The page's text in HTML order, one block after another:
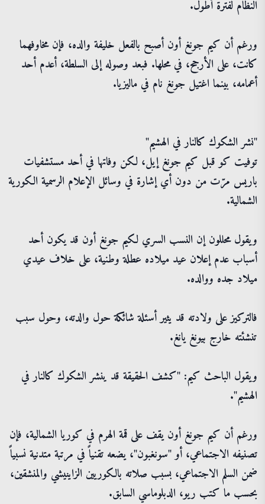
النظام لفترة أطول.
ورغم أن كيم جونغ أون أصبح بالفعل خليفة والده، فإن مخاوفهما
كانت، على الأرجح، في محلها. فبعد وصوله إلى السلطة، أعدم أحد
أعمامه، بينما اغتيل جونغ نام في ماليزيا.
"نشر الشكوك كالنار في الهشيم"
توفيت كو قبل كيم جونغ إيل، لكن وفاتها في أحد مستشفيات
باريس مرّت من دون أي إشارة في وسائل الإعلام الرسمية الكورية
الشمالية.
ويقول محللون إن النسب السري لكيم جونغ أون قد يكون أحد
أسباب عدم إعلان عيد ميلاده عطلة وطنية، على خلاف عيدي
ميلاد جده ووالده.
فالتركيز على ولادته قد يثير أسئلة شائكة حول والدته، وحول سبب
تنشئته خارج بيونغ يانغ.
ويقول الباحث كيم: "كشف الحقيقة قد ينشر الشكوك كالنار في
الهشيم".
ورغم أن كيم جونغ أون يقف على قمة الهرم في كوريا الشمالية، فإن
تصنيفه الاجتماعي، أو "سونغبون"، يضعه تقنياً في مرتبة متدنية نسبياً
ضمن السلم الاجتماعي، بسبب صلاته بالكوريين الزاينيشي والمنشقين،
بحسب ما كتب ريو، الدبلوماسي السابق.